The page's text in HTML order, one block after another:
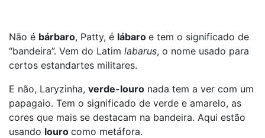
Não é bárbaro, Patty, é lábaro e tem o significado de
“bandeira”. Vem do Latim labarus, o nome usado para
certos estandartes militares.
E não, Laryzinha, verde-louro nada tem a ver com um
papagaio. Tem o significado de verde e amarelo, as
cores que mais se destacam na bandeira. Aqui estão
usando louro como metáfora.